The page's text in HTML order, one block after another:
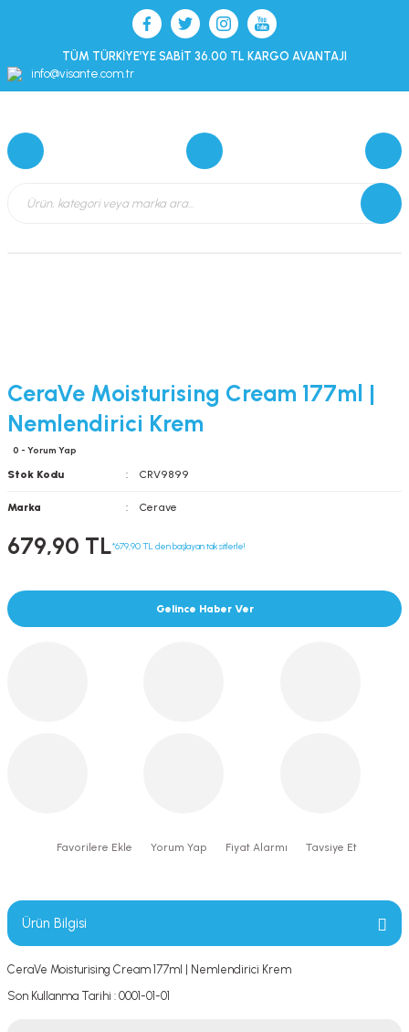
TÜM TÜRKİYE’YE SABİT 36.00 TL KARGO AVANTAJI
info@visante.com.tr
CeraVe Moisturising Cream 177ml |
Nemlendirici Krem
0 - Yorum Yap
Stok Kodu CRV9899
Marka Cerave
679,90 TL*679,90 TL den başlayan taksitlerle!
Gelince Haber Ver
Yorum Yap Fiyat Alarmı Tavsiye Et
Ürün Bilgisi
CeraVe Moisturising Cream 177ml | Nemlendirici Krem
Son Kullanma Tarihi : 0001-01-01